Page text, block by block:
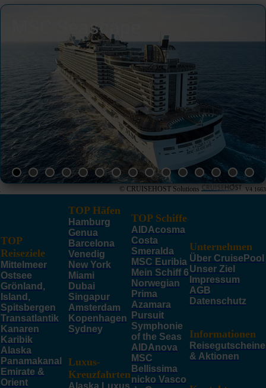
MSC Seascape
© CRUISEHOST Solutions V4.1663
TOP
Reiseziele
Mittelmeer
Ostsee
Grönland,
Island,
Spitsbergen
Transatlantik
Kanaren
Karibik
Alaska
Panamakanal
Emirate &
Orient
TOP Häfen
Hamburg
Genua
Barcelona
Venedig
New York
Miami
Dubai
Singapur
Amsterdam
Kopenhagen
Sydney
Luxus-
Kreuzfahrten
Alaska Luxus
TOP Schiffe
AIDAcosma
Costa
Smeralda
MSC Euribia
Mein Schiff 6
Norwegian
Prima
Azamara
Pursuit
Symphonie
of the Seas
AIDAnova
MSC
Bellissima
nicko Vasco
Unternehmen
Über CruisePool
Unser Ziel
Impressum
AGB
Datenschutz
Informationen
Reisegutscheine
& Aktionen